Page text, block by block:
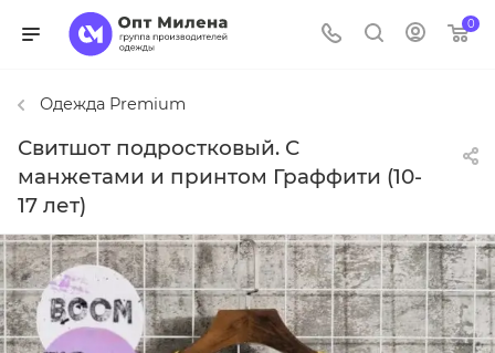
0
Одежда Premium
Свитшот подростковый. С
манжетами и принтом Граффити (10-
17 лет)